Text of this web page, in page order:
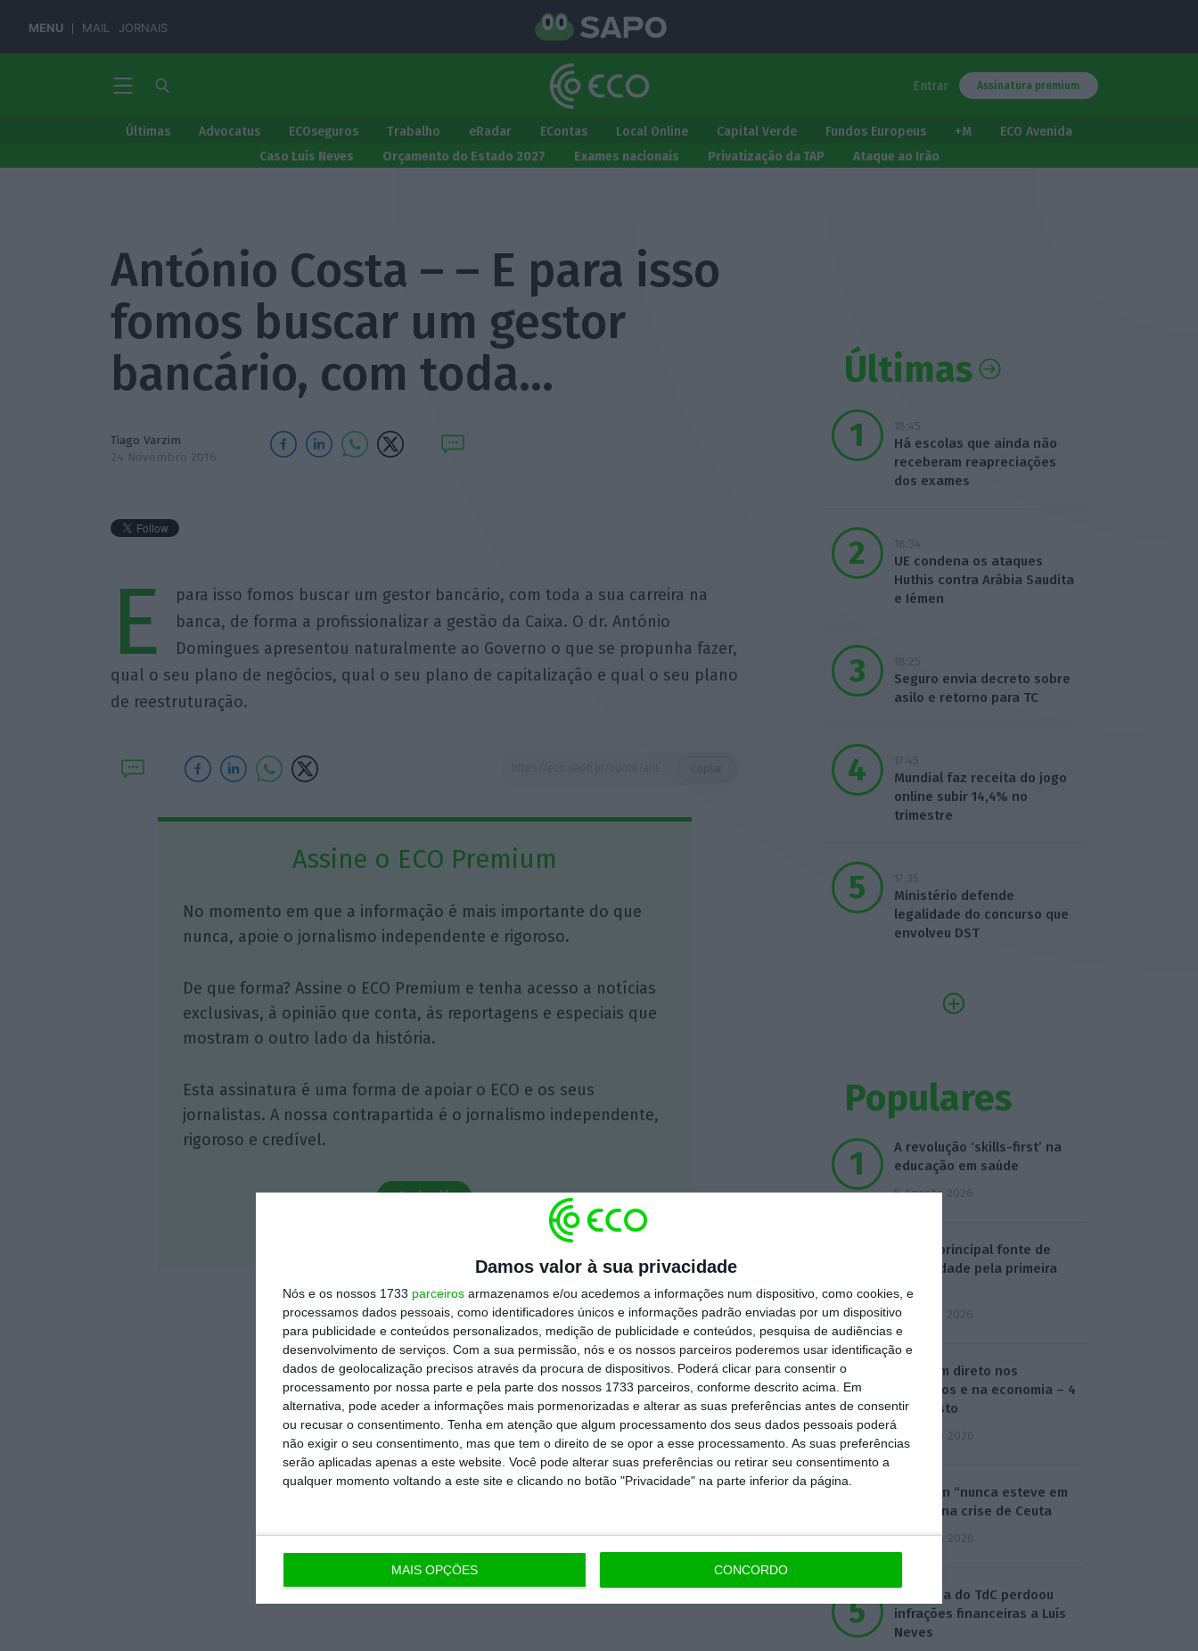
Damos valor à sua privacidade
Nós e os nossos 1733 parceiros armazenamos e/ou acedemos a informações num dispositivo, como cookies, e
processamos dados pessoais, como identificadores únicos e informações padrão enviadas por um dispositivo
para publicidade e conteúdos personalizados, medição de publicidade e conteúdos, pesquisa de audiências e
desenvolvimento de serviços. Com a sua permissão, nós e os nossos parceiros poderemos usar identificação e
dados de geolocalização precisos através da procura de dispositivos. Poderá clicar para consentir o
processamento por nossa parte e pela parte dos nossos 1733 parceiros, conforme descrito acima. Em
alternativa, pode aceder a informações mais pormenorizadas e alterar as suas preferências antes de consentir
ou recusar o consentimento. Tenha em atenção que algum processamento dos seus dados pessoais poderá
não exigir o seu consentimento, mas que tem o direito de se opor a esse processamento. As suas preferências
serão aplicadas apenas a este website. Você pode alterar suas preferências ou retirar seu consentimento a
qualquer momento voltando a este site e clicando no botão "Privacidade" na parte inferior da página.
MAIS OPÇÕES CONCORDO
MENU MAIL JORNAIS
Entrar Assinatura premium
Últimas Advocatus ECOseguros Trabalho eRadar EContas Local Online Capital Verde Fundos Europeus +M
ECO Avenida
Caso Luís Neves
Orçamento do Estado 2027 Exames nacionais Privatização da TAP Ataque ao Irão
António Costa – – E para isso
fomos buscar um gestor
bancário, com toda…
Tiago Varzim
24 Novembro 2016
E
para isso fomos buscar um gestor bancário, com toda a sua carreira na
banca, de forma a profissionalizar a gestão da Caixa. O dr. António
Domingues apresentou naturalmente ao Governo o que se propunha fazer,
qual o seu plano de negócios, qual o seu plano de capitalização e qual o seu plano
de reestruturação.
Assine o ECO Premium
No momento em que a informação é mais importante do que
nunca, apoie o jornalismo independente e rigoroso.
De que forma? Assine o ECO Premium e tenha acesso a notícias
exclusivas, à opinião que conta, às reportagens e especiais que
mostram o outro lado da história.
Esta assinatura é uma forma de apoiar o ECO e os seus
jornalistas. A nossa contrapartida é o jornalismo independente,
rigoroso e credível.
Assine já
Últimas
18:45
Há escolas que ainda não
receberam reapreciações
dos exames
18:34
UE condena os ataques
Huthis contra Arábia Saudita
e Iémen
18:25
Seguro envia decreto sobre
asilo e retorno para TC
17:45
Mundial faz receita do jogo
online subir 14,4% no
trimestre
17:35
Ministério defende
legalidade do concurso que
envolveu DST
Populares
A revolução ‘skills-first’ na
educação em saúde
5 Agosto 2026
Sol foi principal fonte de
eletricidade pela primeira
3 Agosto 2026
O dia em direto nos
mercados e na economia – 4
de agosto
4 Agosto 2026
Shengen “nunca esteve em
causa” na crise de Ceuta
4 Agosto 2026
Auditoria do TdC perdoou
infrações financeiras a Luís
Neves